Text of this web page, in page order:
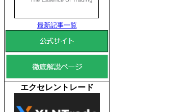
最新記事一覧
エクセレントレード